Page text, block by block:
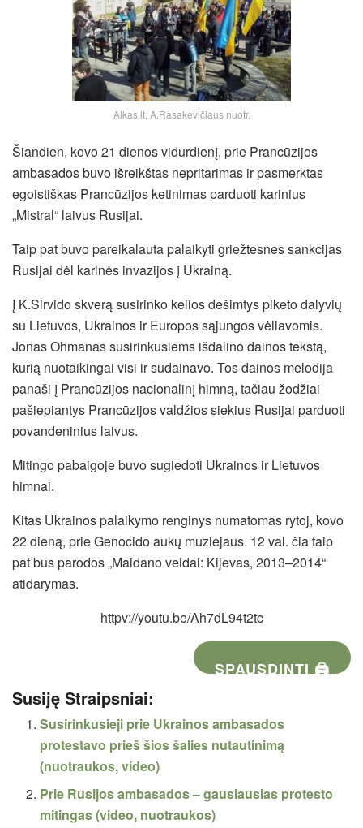
Alkas.lt, A.Rasakevičiaus nuotr.
Šiandien, kovo 21 dienos vidurdienį, prie Prancūzijos
ambasados buvo išreikštas nepritarimas ir pasmerktas
egoistiškas Prancūzijos ketinimas parduoti karinius
„Mistral“ laivus Rusijai.
Taip pat buvo pareikalauta palaikyti griežtesnes sankcijas
Rusijai dėl karinės invazijos į Ukrainą.
Į K.Sirvido skverą susirinko kelios dešimtys piketo dalyvių
su Lietuvos, Ukrainos ir Europos sąjungos vėliavomis.
Jonas Ohmanas susirinkusiems išdalino dainos tekstą,
kurią nuotaikingai visi ir sudainavo. Tos dainos melodija
panaši į Prancūzijos nacionalinį himną, tačiau žodžiai
pašiepiantys Prancūzijos valdžios siekius Rusijai parduoti
povandeninius laivus.
Mitingo pabaigoje buvo sugiedoti Ukrainos ir Lietuvos
himnai.
Kitas Ukrainos palaikymo renginys numatomas rytoj, kovo
22 dieną, prie Genocido aukų muziejaus. 12 val. čia taip
pat bus parodos „Maidano veidai: Kijevas, 2013–2014“
atidarymas.
httpv://youtu.be/Ah7dL94t2tc
SPAUSDINTI 🖨
Susiję Straipsniai:
Susirinkusieji prie Ukrainos ambasados
protestavo prieš šios šalies nutautinimą
(nuotraukos, video)
Prie Rusijos ambasados – gausiausias protesto
mitingas (video, nuotraukos)